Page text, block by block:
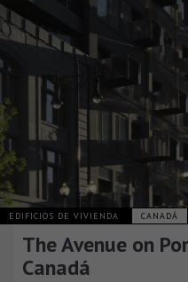
EDIFICIOS DE VIVIENDA CANADÁ
The Avenue on
Canadá